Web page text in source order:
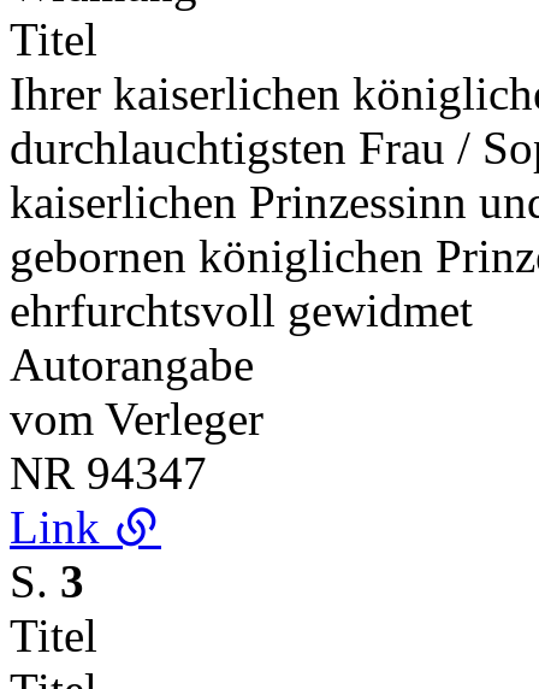
Titel
Ihrer kaiserlichen
durchlauchtigsten Frau /
kaiserlichen Prinzessinn
gebornen königlichen
ehrfurchtsvoll gewidmet
Autorangabe
vom Verleger
NR 94347
Link
S. 3
Titel